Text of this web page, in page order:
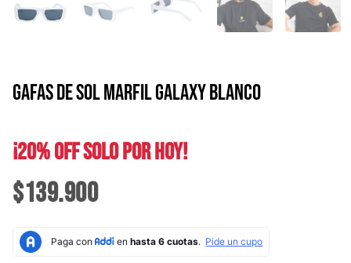
GAFAS DE SOL MARFIL GALAXY BLANCO
¡20% OFF SOLO POR HOY!
$139.900